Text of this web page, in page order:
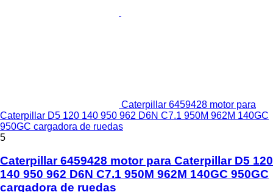
Caterpillar 6459428 motor para
Caterpillar D5 120 140 950 962 D6N C7.1 950M 962M 140GC
950GC cargadora de ruedas
5
Caterpillar 6459428 motor para Caterpillar D5 120
140 950 962 D6N C7.1 950M 962M 140GC 950GC
cargadora de ruedas